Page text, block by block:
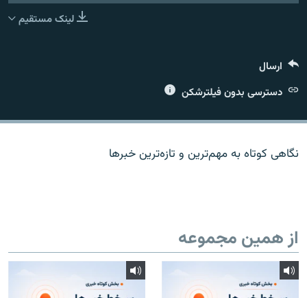
لینک مستقیم
ارسال
دسترسی بدون فیلترشکن
نگاهی کوتاه به مهم‌ترين و تازه‌ترين خبرها
از همین مجموعه